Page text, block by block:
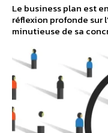
Le business plan est
réflexion profonde sur
minutieuse de sa